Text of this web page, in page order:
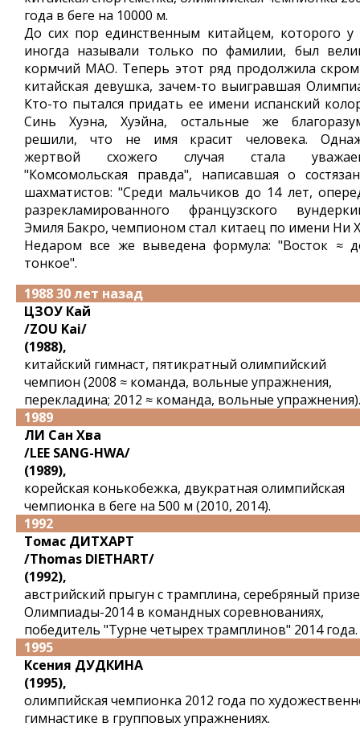
года в беге на 10000 м.
До сих пор единственным китайцем, которого у
иногда называли только по фамилии, был
кормчий МАО. Теперь этот ряд продолжила
китайская девушка, зачем-то выигравшая
Кто-то пытался придать ее имени испанский
Синь Хуэна, Хуэйна, остальные же
решили, что не имя красит человека.
жертвой схожего случая стала
"Комсомольская правда", написавшая о
шахматистов: "Среди мальчиков до 14 лет,
разрекламированного французского
Эмиля Бакро, чемпионом стал китаец по имени Ни
Недаром все же выведена формула: "Восток ≈
тонкое".
1988 30 лет назад
ЦЗОУ Кай
/ZOU Kai/
(1988),
китайский гимнаст, пятикратный олимпийский
чемпион (2008 ≈ команда, вольные упражнения,
перекладина; 2012 ≈ команда, вольные упражнения).
1989
ЛИ Сан Хва
/LEE SANG-HWA/
(1989),
корейская конькобежка, двукратная олимпийская
чемпионка в беге на 500 м (2010, 2014).
1992
Томас ДИТХАРТ
/Thomas DIETHART/
(1992),
австрийский прыгун с трамплина, серебряный
Олимпиады-2014 в командных соревнованиях,
победитель "Турне четырех трамплинов" 2014 года.
1995
Ксения ДУДКИНА
(1995),
олимпийская чемпионка 2012 года по
гимнастике в групповых упражнениях.